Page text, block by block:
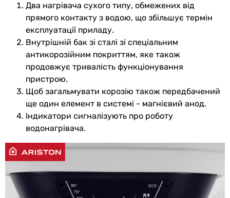
Товщина
теплоізоляції
18.5 мм
Матеріал
теплоізоляції
пінополіуретан
Матеріал
внутрішнього
бака
Покриття
бака
Тип
анода
магнієвний (пасивний) анод
Два нагрівача сухого типу, обмежених від
прямого контакту з водою, що збільшує термін
експлуатації приладу.
Внутрішній бак зі сталі зі спеціальним
антикорозійним покриттям, яке також
продовжує тривалість функціонування
пристрою.
Щоб загальмувати корозію також передбачений
ще один елемент в системі - магнієвий анод.
Індикатори сигналізують про роботу
водонагрівача.